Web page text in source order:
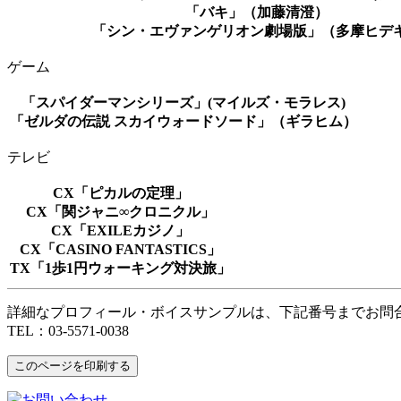
「バキ」（加藤清澄）
「シン・エヴァンゲリオン劇場版」（多摩ヒデ
ゲーム
「スパイダーマンシリーズ」(マイルズ・モラレス)
「ゼルダの伝説 スカイウォードソード」（ギラヒム）
テレビ
CX「ピカルの定理」
CX「関ジャニ∞クロニクル」
CX「EXILEカジノ」
CX「CASINO FANTASTICS」
TX「1歩1円ウォーキング対決旅」
詳細なプロフィール・ボイスサンプルは、下記番号までお問
TEL：03-5571-0038